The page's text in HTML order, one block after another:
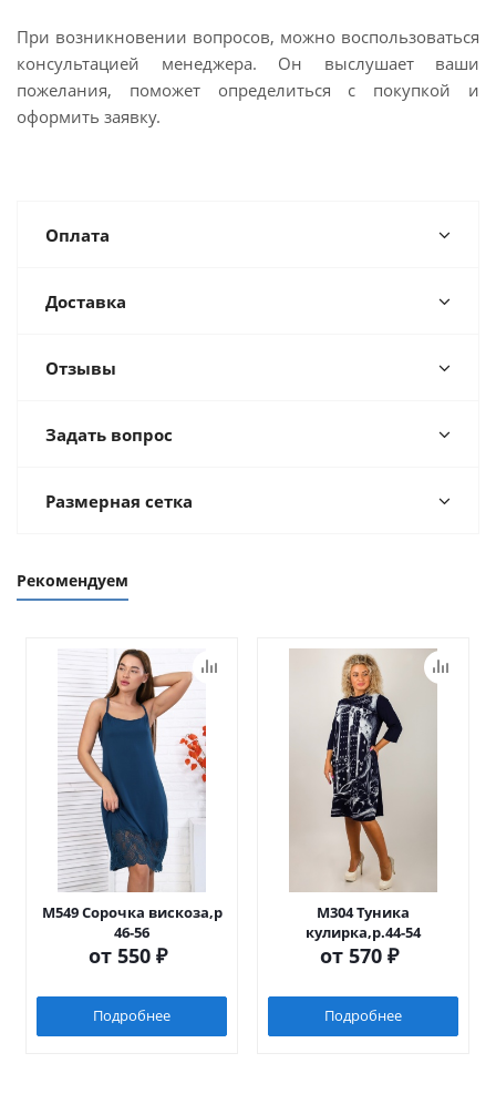
При возникновении вопросов, можно воспользоваться
консультацией менеджера. Он выслушает ваши
пожелания, поможет определиться с покупкой и
оформить заявку.
Оплата
Доставка
Отзывы
Задать вопрос
Размерная сетка
Рекомендуем
М549 Сорочка вискоза,р
46-56
от 550 ₽
Подробнее
М304 Туника
кулирка,р.44-54
от 570 ₽
Подробнее